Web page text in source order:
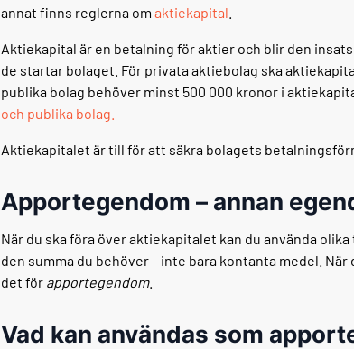
annat finns reglerna om aktiekapital
Aktiekapital är en betalning för aktier och blir den
de startar bolaget. För privata aktiebolag ska
publika bolag behöver minst 500 000 kronor i
och publika bolag.
Aktiekapitalet är till för att säkra bolagets
Apportegendom – annan
När du ska föra över aktiekapitalet kan du använda
den summa du behöver – inte bara kontanta medel.
det för apportegendom.
Vad kan användas som